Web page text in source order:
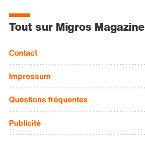
Tout sur Migros Magazine
Contact
Impressum
Questions fréquentes
Publicité